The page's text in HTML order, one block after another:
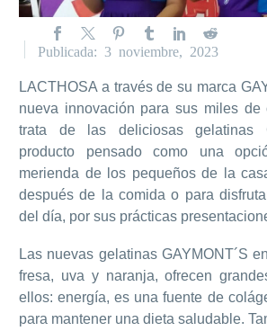
Publicada: 3 noviembre, 2023
LACTHOSA a través de su marca
nueva innovación para sus miles de
trata de las deliciosas gelatinas
producto pensado como una
merienda de los pequeños de la
después de la comida o para
del día, por sus prácticas
Las nuevas gelatinas GAYMONT´S
fresa, uva y naranja, ofrecen
ellos: energía, es una fuente de
para mantener una dieta saludable.